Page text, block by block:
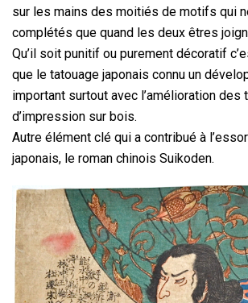
sur les mains des moitiés de motifs qui
complétés que quand les deux êtres
Qu’il soit punitif ou purement décoratif
que le tatouage japonais connu un
important surtout avec l’amélioration des
d’impression sur bois.
Autre élément clé qui a contribué à
japonais, le roman chinois Suikoden.